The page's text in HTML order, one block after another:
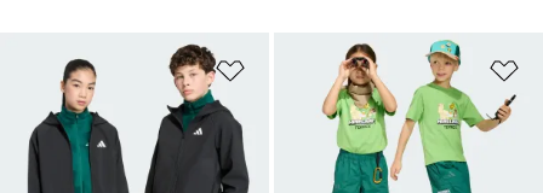
Dodaj do listy życzeń